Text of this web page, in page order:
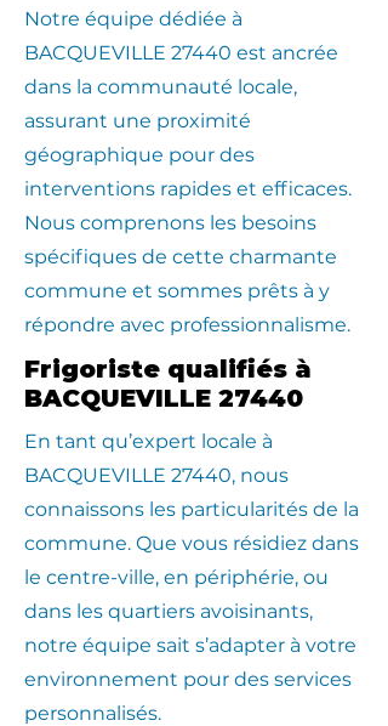
​Notre équipe dédiée à
BACQUEVILLE 27440 est ancrée
dans la communauté locale,
assurant une proximité
géographique pour des
interventions rapides et efficaces.
Nous comprenons les besoins
spécifiques de cette charmante
commune et sommes prêts à y
répondre avec professionnalisme.
Frigoriste qualifiés à
BACQUEVILLE 27440
En tant qu’expert locale à
BACQUEVILLE 27440, nous
connaissons les particularités de la
commune. Que vous résidiez dans
le centre-ville, en périphérie, ou
dans les quartiers avoisinants,
notre équipe sait s’adapter à votre
environnement pour des services
personnalisés.